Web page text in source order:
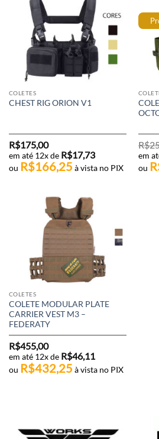
COLETES
CHEST RIG ORION V1
R$175,00
em até 12x de R$17,73
ou R$166,25 à vista no PIX
R$
em
ou
COLETES
COLETE MODULAR PLATE
CARRIER VEST M3 –
FEDERATY
R$455,00
em até 12x de R$46,11
ou R$432,25 à vista no PIX